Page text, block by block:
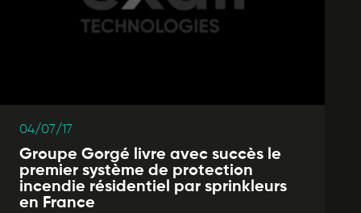
04/07/17
Groupe Gorgé livre avec succès le
premier système de protection
incendie résidentiel par sprinkleurs
en France